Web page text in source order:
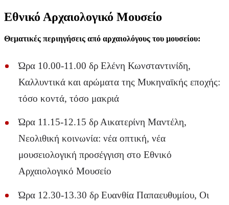
Εθνικό Αρχαιολογικό Μουσείο
Θεματικές περιηγήσεις από αρχαιολόγους του μουσείου:
Ώρα 10.00-11.00 δρ Ελένη Κωνσταντινίδη,
Καλλυντικά και αρώματα της Μυκηναϊκής εποχής:
τόσο κοντά, τόσο μακριά
Ώρα 11.15-12.15 δρ Αικατερίνη Μαντέλη,
Νεολιθική κοινωνία: νέα οπτική, νέα
μουσειολογική προσέγγιση στο Εθνικό
Αρχαιολογικό Μουσείο
Ώρα 12.30-13.30 δρ Ευανθία Παπαευθυμίου, Οι